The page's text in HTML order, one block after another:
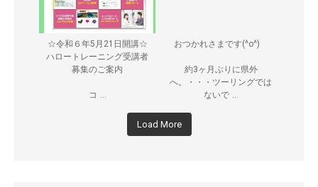
☆令和６年5月21日開講☆
ハロートレーニング受講者
募集のご案内
コ ...
おつかれさまです(^o^)ゞ
約3ヶ月ぶりに県外
へ。・・・ツーリングでは
ないで ...
Load More